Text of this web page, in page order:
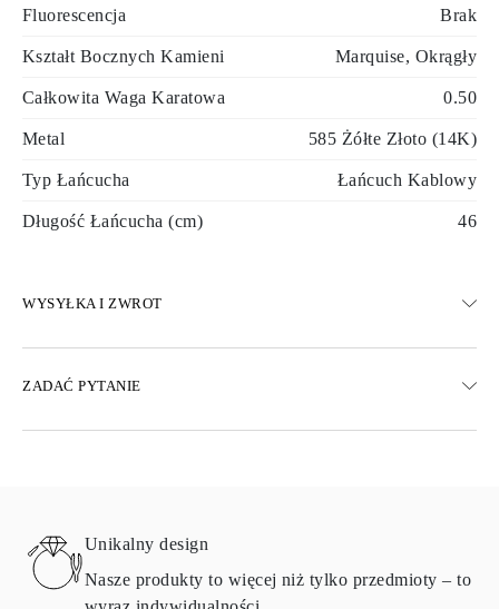
Fluorescencja Brak
Kształt Bocznych Kamieni Marquise, Okrągły
Całkowita Waga Karatowa 0.50
Metal 585 Żółte Złoto (14K)
Typ Łańcucha Łańcuch Kablowy
Długość Łańcucha (cm) 46
WYSYŁKA I ZWROT
Dostępne są również opcje dostawy ekspresowej
Aby uzyskać szczegółowe informacje na temat metod wysyłki,
kosztów i czasu dostawy, zapoznaj się z często zadawanymi
pytaniamidotyczącymi dostawy
ZADAĆ PYTANIE
Unikalny design
Nasze produkty to więcej niż tylko przedmioty – to